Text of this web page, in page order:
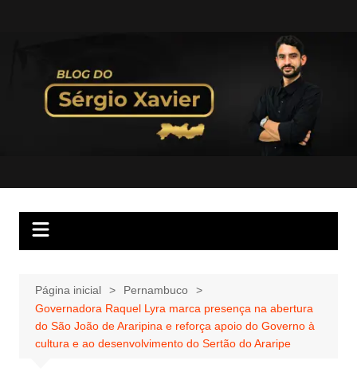
Página inicial
Pernambuco
Governadora Raquel Lyra marca presença na abertura
do São João de Araripina e reforça apoio do Governo à
cultura e ao desenvolvimento do Sertão do Araripe